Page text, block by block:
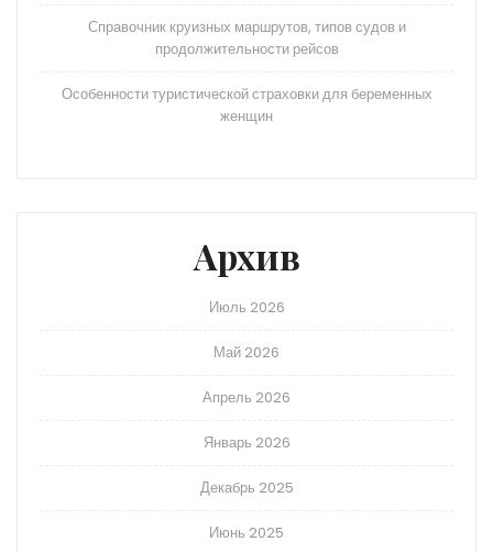
Справочник круизных маршрутов, типов судов и
продолжительности рейсов
Особенности туристической страховки для беременных
женщин
Архив
Июль 2026
Май 2026
Апрель 2026
Январь 2026
Декабрь 2025
Июнь 2025